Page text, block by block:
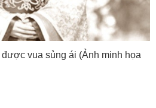
vua sủng ái (Ảnh minh họa